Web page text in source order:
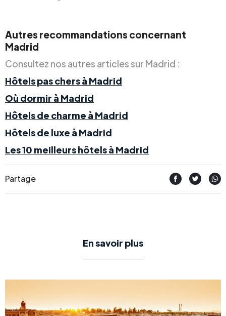
Autres recommandations concernant
Madrid
Consultez nos autres articles sur Madrid :
Hôtels pas chers à Madrid
Où dormir à Madrid
Hôtels de charme à Madrid
Hôtels de luxe à Madrid
Les 10 meilleurs hôtels à Madrid
Partage
En savoir plus